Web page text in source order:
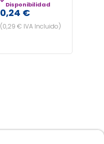
Disponibilidad
0,24 €
(0,29 € IVA Incluido)